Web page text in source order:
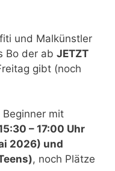
und Malkünstler
Bo der ab JETZT
gibt (noch
Beginner mit
– 17:00 Uhr
2026) und
, noch Plätze